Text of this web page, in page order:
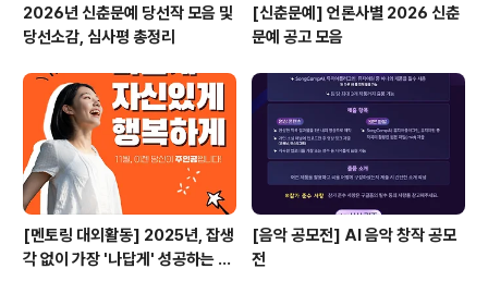
2026년 신춘문예 당선작 모음 및
당선소감, 심사평 총정리
[신춘문예] 언론사별 2026 신춘
문예 공고 모음
[멘토링 대외활동] 2025년, 잡생
각 없이 가장 '나답게' 성공하는 법
[음악 공모전] AI 음악 창작 공모
전